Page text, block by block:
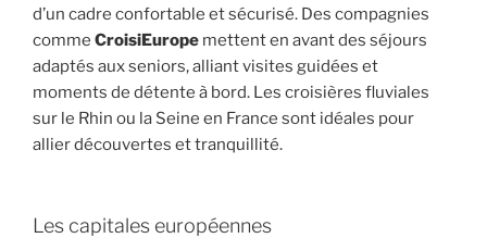
d’un cadre confortable et sécurisé. Des compagnies
comme CroisiEurope mettent en avant des séjours
adaptés aux seniors, alliant visites guidées et
moments de détente à bord. Les croisières fluviales
sur le Rhin ou la Seine en France sont idéales pour
allier découvertes et tranquillité.
Les capitales européennes